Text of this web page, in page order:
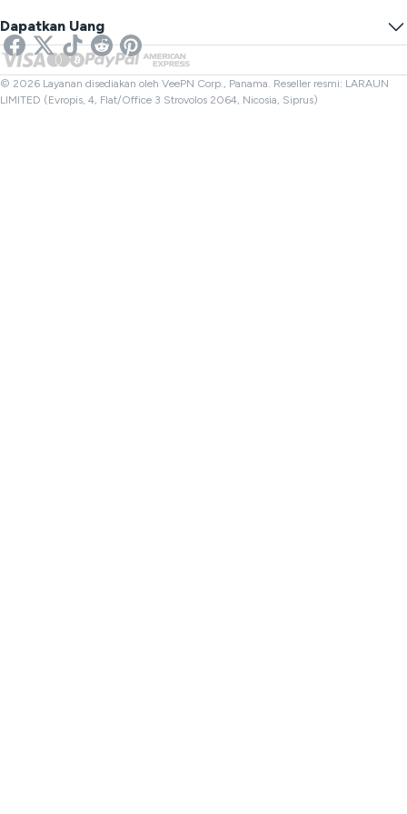
VPN untuk Streaming
VPN Netflix
SMS Online
Pemeriksa Tautan
Pemeriksa Berkas
VPN UK
VPN Kanada
VPN Turki
Dapatkan Uang
Afiliasi
© 2026 Layanan disediakan oleh VeePN Corp., Panama. Reseller resmi: LARAUN
LIMITED (Evropis, 4, Flat/Office 3 Strovolos 2064, Nicosia, Siprus)